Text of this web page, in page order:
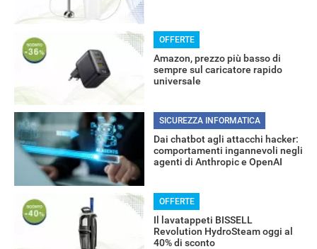
OFFERTE
Amazon, prezzo più basso di
sempre sul caricatore rapido
universale
SICUREZZA INFORMATICA
Dai chatbot agli attacchi hacker:
comportamenti ingannevoli negli
agenti di Anthropic e OpenAI
OFFERTE
Il lavatappeti BISSELL
Revolution HydroSteam oggi al
40% di sconto